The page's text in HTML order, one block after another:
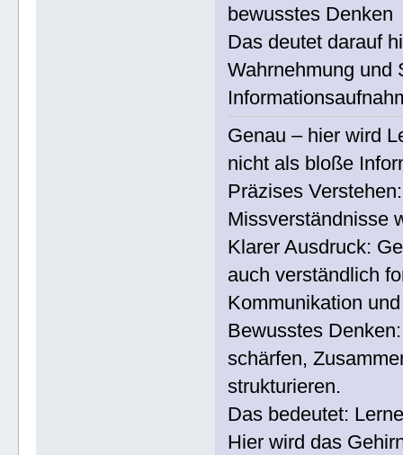
bewusstes Denken
Das deutet darauf
Wahrnehmung und
Genau – hier wird
nicht als bloße
Präzises
Missverständnisse
Klarer Ausdruck:
auch verständlich
Kommunikation
Bewusstes
schärfen,
strukturieren.
Das bedeutet:
Hier wird das